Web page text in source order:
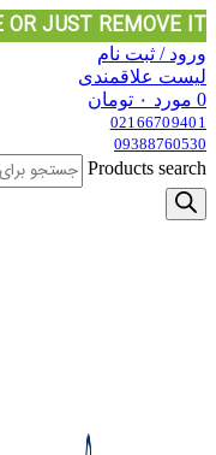
JUST REMOVE IT…
ورود / ثبت نام
لیست علاقمندی
0 مورد ۰ تومان
02166709401
09388760530
Products search